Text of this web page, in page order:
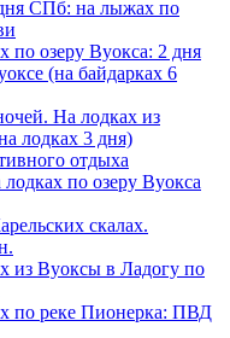
СПб: на лыжах по
по озеру Вуокса: 2 дня
(на байдарках 6
На лодках из
лодках 3 дня)
отдыха
по озеру Вуокса
скалах.
из Вуоксы в Ладогу по
по реке Пионерка: ПВД